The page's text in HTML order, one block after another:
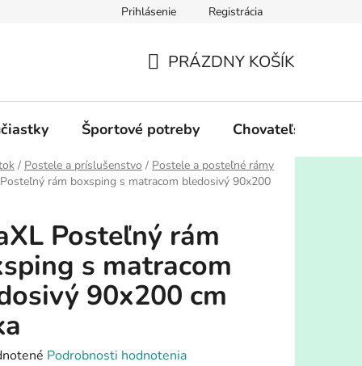
Prihlásenie Registrácia
KOŠÍK
PRÁZDNY KOŠÍK
Športové potreby Chovateľské
/ Postele a príslušenstvo / Postele a posteľné rámy
rám boxsping s matracom bledosivý 90x200
Posteľný rám
s matracom
90x200 cm
Podrobnosti hodnotenia